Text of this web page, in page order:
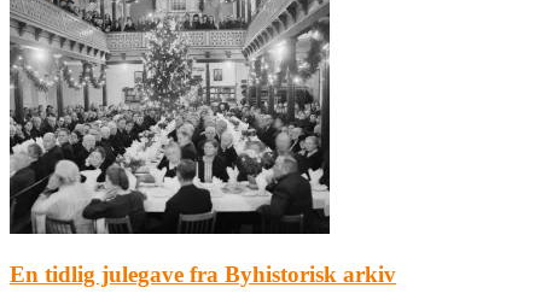
En tidlig julegave fra Byhistorisk arkiv